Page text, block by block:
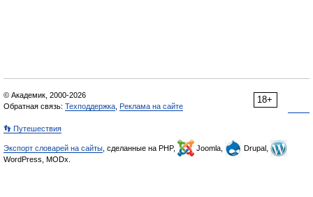
18+
© Академик, 2000-2026
Обратная связь: Техподдержка Реклама на сайте
👣 Путешествия
Экспорт словарей на сайты , сделанные на PHP, Joomla,
Drupal,
WordPress, MODx.